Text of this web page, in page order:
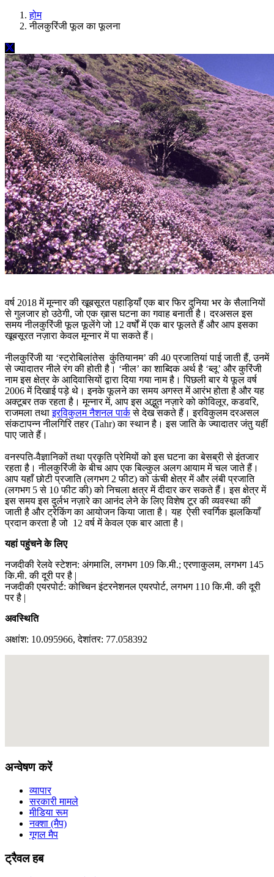
होम
नीलकुरिंजी फूल का फूलना
वर्ष 2018 में मून्नार की खूबसूरत पहाड़ियाँ एक बार फिर दुनिया भर के सैलानियों
से गुलजार हो उठेगी, जो एक ख़ास घटना का गवाह बनाती है। दरअसल इस
समय नीलकुरिंजी फूल फूलेंगे जो 12 वर्षों में एक बार फूलते हैं और आप इसका
खूबसूरत नज़ारा केवल मून्नार में पा सकते हैं।
नीलकुरिंजी या ‘स्ट्रोबिलांतेस कुंतियानम’ की 40 प्रजातियां पाई जाती हैं, उनमें
से ज्यादातर नीले रंग की होती है। ‘नील’ का शाब्दिक अर्थ है ‘ब्लू’ और कुरिंजी
नाम इस क्षेत्र के आदिवासियों द्वारा दिया गया नाम है। पिछली बार ये फूल वर्ष
2006 में दिखाई पड़े थे। इनके फूलने का समय अगस्त में आरंभ होता है और यह
अक्टूबर तक रहता है। मून्नार में, आप इस अद्भुत नज़ारे को कोविलूर, कडवरि,
राजमला तथाइरविकुलम नैशनल पार्कसे देख सकते हैं। इरविकुलम दरअसल
संकटापन्न नीलगिरि तहर (Tahr) का स्थान है। इस जाति के ज्यादातर जंतु यहीं
पाए जाते हैं।
वनस्पति-वैज्ञानिकों तथा प्रकृति प्रेमियों को इस घटना का बेसब्री से इंतजार
रहता है। नीलकुरिंजी के बीच आप एक बिल्कुल अलग आयाम में चल जाते हैं।
आप यहाँ छोटी प्रजाति (लगभग 2 फीट) को ऊंची क्षेत्र में और लंबी प्रजाति
(लगभग 5 से 10 फीट की) को निचला क्षत्र में दीदार कर सकते हैं। इस क्षेत्र में
इस समय इस दुर्लभ नज़ारे का आनंद लेने के लिए विशेष टूर की व्यवस्था की
जाती है और ट्रेकिंग का आयोजन किया जाता है। यह ऐसी स्वर्गिक झलकियाँ
प्रदान करता है जो 12 वर्ष में केवल एक बार आता है।
यहां पहुंचने के लिए
नजदीकी रेलवे स्टेशन: अंगमालि, लगभग 109 कि.मी.; एरणाकुलम, लगभग 145
कि.मी. की दूरी पर है |
नजदीकी एयरपोर्ट: कोच्चिन इंटरनेशनल एयरपोर्ट, लगभग 110 कि.मी. की दूरी
पर है |
अवस्थिति
अक्षांश: 10.095966, देशांतर: 77.058392
अन्वेषण करें
व्यापार
सरकारी मामले
मीडिया रूम
नक्शा (मैप)
गूगल मैप
ट्रैवल हब